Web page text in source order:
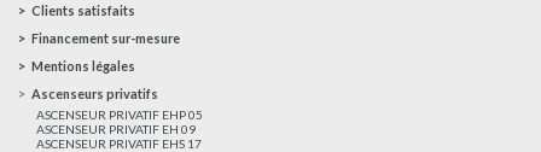
Clients satisfaits
Financement sur-mesure
Mentions légales
Ascenseurs privatifs
ASCENSEUR PRIVATIF EHP 05
ASCENSEUR PRIVATIF EH 09
ASCENSEUR PRIVATIF EHS 17